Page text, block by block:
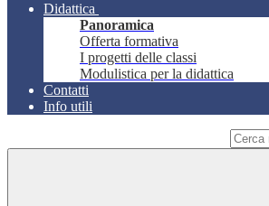
Didattica
Panoramica
Offerta formativa
I progetti delle classi
Modulistica per la didattica
Contatti
Info utili